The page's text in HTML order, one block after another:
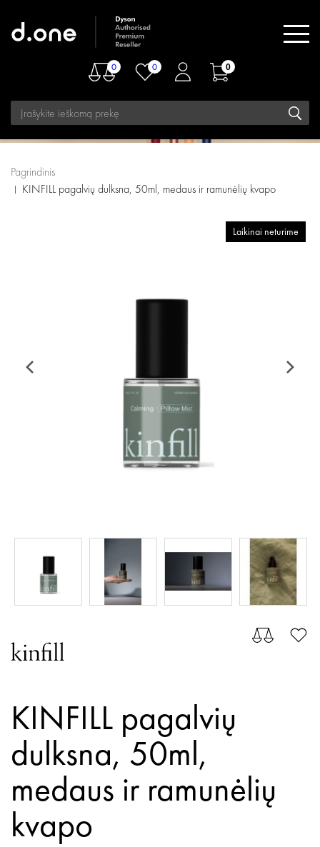
0 0 0
Pagrindinis
KINFILL pagalvių dulksna, 50ml, medaus ir ramunėlių kvapo
Laikinai neturime
KINFILL pagalvių
dulksna, 50ml,
medaus ir ramunėlių
kvapo